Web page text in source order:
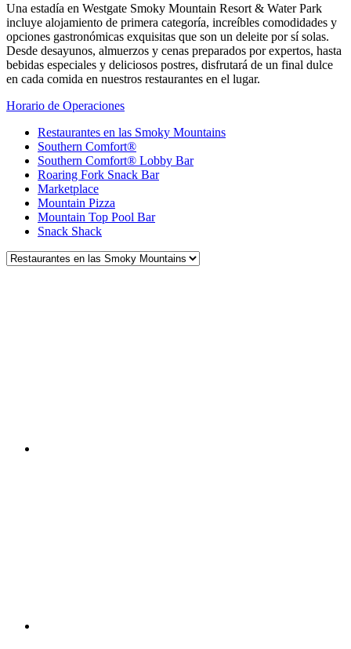
Una estadía en Westgate Smoky Mountain Resort & Water Park
incluye alojamiento de primera categoría, increíbles comodidades y
opciones gastronómicas exquisitas que son un deleite por sí solas.
Desde desayunos, almuerzos y cenas preparados por expertos, hasta
bebidas especiales y deliciosos postres, disfrutará de un final dulce
en cada comida en nuestros restaurantes en el lugar.
Horario de Operaciones
Restaurantes en las Smoky Mountains
Southern Comfort®
Southern Comfort® Lobby Bar
Roaring Fork Snack Bar
Marketplace
Mountain Pizza
Mountain Top Pool Bar
Snack Shack